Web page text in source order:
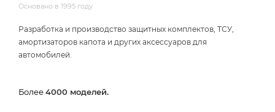
Основано в 1995 году
Разработка и производство защитных комплектов, ТСУ,
амортизаторов капота и других аксессуаров для
автомобилей.
Более4000 моделей.